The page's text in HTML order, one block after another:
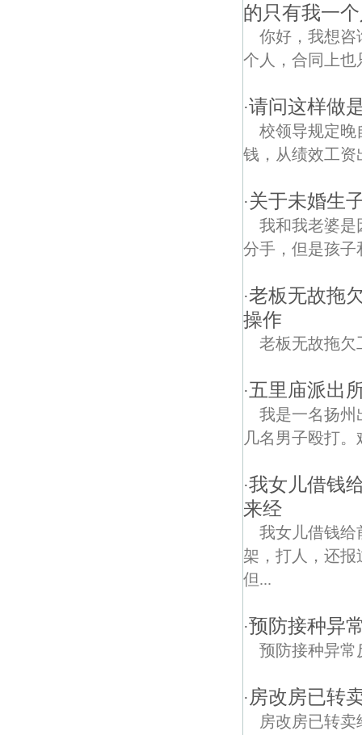
的只有我一
你好，我想咨
个人，合同上也
·请问这样做
校领导规定晚
钱，从绩效工资
·关于未婚生
我和我老婆是
分手，但是孩子
·老板无故拖
操作
老板无故拖欠
·五里庙派出
我是一名扬州
几名男子殴打
·我女儿借钱
来经
我女儿借钱给
架，打人，还
但...
·预防接种异
预防接种异常
· 房改房已转
房改房已转